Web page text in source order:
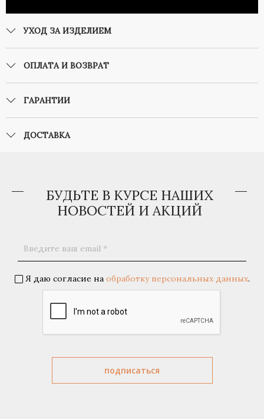
УХОД ЗА ИЗДЕЛИЕМ
ОПЛАТА И ВОЗВРАТ
ГАРАНТИИ
ДОСТАВКА
БУДЬТЕ В КУРСЕ НАШИХ
НОВОСТЕЙ И АКЦИЙ
Я даю согласие на обработку персональных данных.